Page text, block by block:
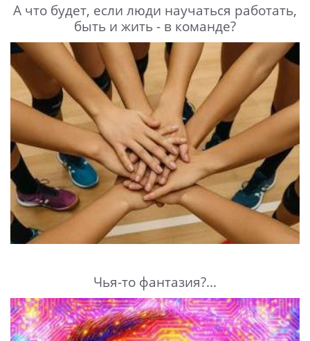
А что будет, если люди научаться работать,
быть и жить - в команде?
Чья-то фантазия?...